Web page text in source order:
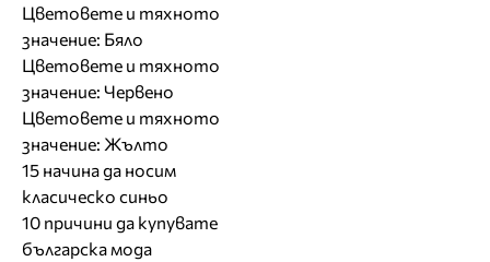
Цветовете и тяхното
значение: Бяло
Цветовете и тяхното
значение: Червено
Цветовете и тяхното
значение: Жълто
15 начина да носим
класическо синьо
10 причини да купувате
българска мода